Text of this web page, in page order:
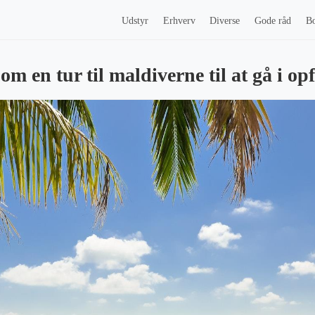
Udstyr Erhverv Diverse Gode råd
en tur til maldiverne til at gå i